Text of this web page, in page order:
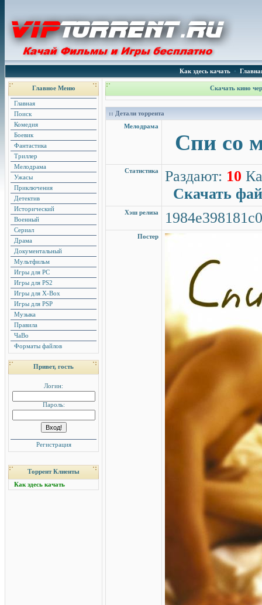
Как здесь качать•
Главное Меню
Главная
Поиск
Комедия
Боевик
Фантастика
Триллер
Мелодрама
Ужасы
Приключения
Детектив
Исторический
Военный
Сериал
Драма
Документальный
Мультфильм
Игры для PC
Игры для PS2
Игры для X-Box
Игры для PSP
Музыка
Правила
ЧаВо
Форматы файлов
Привет, гость
Логин:
Пароль:
Регистрация
Торрент Клиенты
Как здесь качать
Скачать кино
:: Детали торрента
Мелодрама
Спи со
Статистика Раздают: 10
Скачать
Хэш релиза
Постер